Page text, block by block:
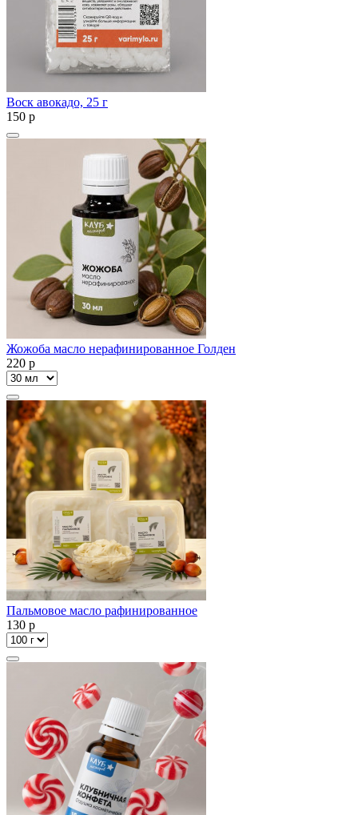
Воск авокадо, 25 г
150 p
Жожоба масло нерафинированное Голден
220 p
Пальмовое масло рафинированное
130 p